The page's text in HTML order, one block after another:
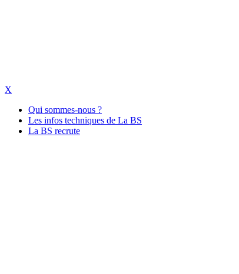
X
Qui sommes-nous ?
Les infos techniques de La BS
La BS recrute